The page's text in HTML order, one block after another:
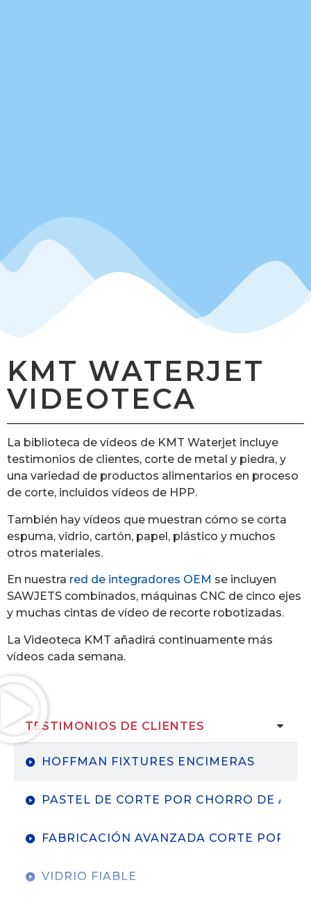
KMT WATERJET
VIDEOTECA
La biblioteca de vídeos de KMT Waterjet incluye
testimonios de clientes, corte de metal y piedra, y
una variedad de productos alimentarios en proceso
de corte, incluidos vídeos de HPP.
También hay vídeos que muestran cómo se corta
espuma, vidrio, cartón, papel, plástico y muchos
otros materiales.
En nuestra red de integradores OEM se incluyen
SAWJETS combinados, máquinas CNC de cinco ejes
y muchas cintas de vídeo de recorte robotizadas.
La Videoteca KMT añadirá continuamente más
vídeos cada semana.
TESTIMONIOS DE CLIENTES
HOFFMAN FIXTURES ENCIMERAS
PASTEL DE CORTE POR CHORRO DE
FABRICACIÓN AVANZADA CORTE POR
VIDRIO FIABLE